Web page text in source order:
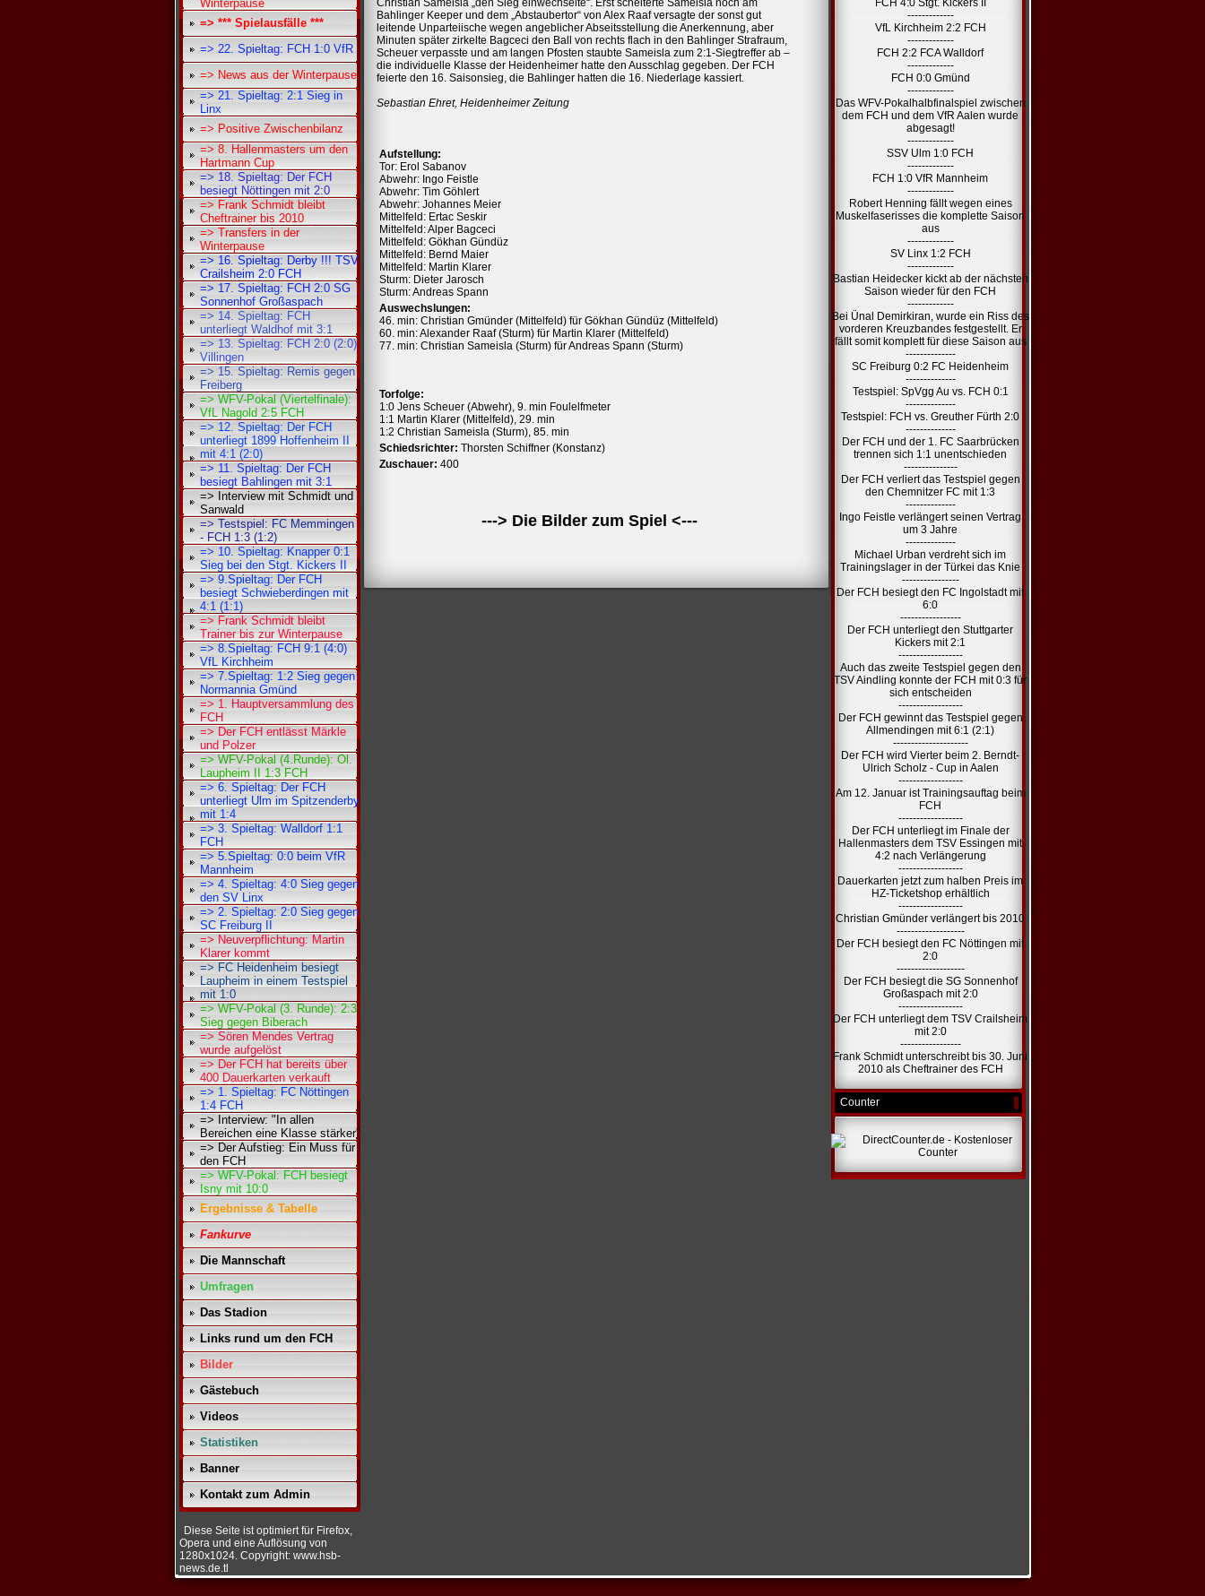
Winterpause
=> *** Spielausfälle ***
=> 22. Spieltag: FCH 1:0 VfR
=> News aus der Winterpause
=> 21. Spieltag: 2:1 Sieg in
Linx
=> Positive Zwischenbilanz
=> 8. Hallenmasters um den
Hartmann Cup
=> 18. Spieltag: Der FCH
besiegt Nöttingen mit 2:0
=> Frank Schmidt bleibt
Cheftrainer bis 2010
=> Transfers in der
Winterpause
=> 16. Spieltag: Derby !!! TSV
Crailsheim 2:0 FCH
=> 17. Spieltag: FCH 2:0 SG
Sonnenhof Großaspach
=> 14. Spieltag: FCH
unterliegt Waldhof mit 3:1
=> 13. Spieltag: FCH 2:0 (2:0)
Villingen
=> 15. Spieltag: Remis gegen
Freiberg
=> WFV-Pokal (Viertelfinale):
VfL Nagold 2:5 FCH
=> 12. Spieltag: Der FCH
unterliegt 1899 Hoffenheim II
mit 4:1 (2:0)
=> 11. Spieltag: Der FCH
besiegt Bahlingen mit 3:1
=> Interview mit Schmidt und
Sanwald
=> Testspiel: FC Memmingen
- FCH 1:3 (1:2)
=> 10. Spieltag: Knapper 0:1
Sieg bei den Stgt. Kickers II
=> 9.Spieltag: Der FCH
besiegt Schwieberdingen mit
4:1 (1:1)
=> Frank Schmidt bleibt
Trainer bis zur Winterpause
=> 8.Spieltag: FCH 9:1 (4:0)
VfL Kirchheim
=> 7.Spieltag: 1:2 Sieg gegen
Normannia Gmünd
=> 1. Hauptversammlung des
FCH
=> Der FCH entlässt Märkle
und Polzer
=> WFV-Pokal (4.Runde): Ol.
Laupheim II 1:3 FCH
=> 6. Spieltag: Der FCH
unterliegt Ulm im Spitzenderby
mit 1:4
=> 3. Spieltag: Walldorf 1:1
FCH
=> 5.Spieltag: 0:0 beim VfR
Mannheim
=> 4. Spieltag: 4:0 Sieg gegen
den SV Linx
=> 2. Spieltag: 2:0 Sieg gegen
SC Freiburg II
=> Neuverpflichtung: Martin
Klarer kommt
=> FC Heidenheim besiegt
Laupheim in einem Testspiel
mit 1:0
=> WFV-Pokal (3. Runde): 2:3
Sieg gegen Biberach
=> Sören Mendes Vertrag
wurde aufgelöst
=> Der FCH hat bereits über
400 Dauerkarten verkauft
=> 1. Spieltag: FC Nöttingen
1:4 FCH
=> Interview: "In allen
Bereichen eine Klasse stärker"
=> Der Aufstieg: Ein Muss für
den FCH
=> WFV-Pokal: FCH besiegt
Isny mit 10:0
Ergebnisse & Tabelle
Fankurve
Die Mannschaft
Umfragen
Das Stadion
Links rund um den FCH
Bilder
Gästebuch
Videos
Statistiken
Banner
Kontakt zum Admin
Diese Seite ist optimiert für Firefox,
Opera und eine Auflösung von
1280x1024. Copyright: www.hsb-
news.de.tl
Christian Sameisla „den Sieg einwechselte“. Erst scheiterte Sameisla noch am
Bahlinger Keeper und dem „Abstaubertor“ von Alex Raaf versagte der sonst gut
leitende Unparteiische wegen angeblicher Abseitsstellung die Anerkennung, aber
Minuten später zirkelte Bagceci den Ball von rechts flach in den Bahlinger Strafraum,
Scheuer verpasste und am langen Pfosten staubte Sameisla zum 2:1-Siegtreffer ab –
die individuelle Klasse der Heidenheimer hatte den Ausschlag gegeben. Der FCH
feierte den 16. Saisonsieg, die Bahlinger hatten die 16. Niederlage kassiert.
Sebastian Ehret, Heidenheimer Zeitung
Aufstellung:
Tor: Erol Sabanov
Abwehr: Ingo Feistle
Abwehr: Tim Göhlert
Abwehr: Johannes Meier
Mittelfeld: Ertac Seskir
Mittelfeld: Alper Bagceci
Mittelfeld: Gökhan Gündüz
Mittelfeld: Bernd Maier
Mittelfeld: Martin Klarer
Sturm: Dieter Jarosch
Sturm: Andreas Spann
Auswechslungen:
46. min: Christian Gmünder (Mittelfeld) für Gökhan Gündüz (Mittelfeld)
60. min: Alexander Raaf (Sturm) für Martin Klarer (Mittelfeld)
77. min: Christian Sameisla (Sturm) für Andreas Spann (Sturm)
Torfolge:
1:0 Jens Scheuer (Abwehr), 9. min Foulelfmeter
1:1 Martin Klarer (Mittelfeld), 29. min
1:2 Christian Sameisla (Sturm), 85. min
Schiedsrichter: Thorsten Schiffner (Konstanz)
Zuschauer: 400
---> Die Bilder zum Spiel <---
FCH 4:0 Stgt. Kickers II
-------------
VfL Kirchheim 2:2 FCH
-------------
FCH 2:2 FCA Walldorf
-------------
FCH 0:0 Gmünd
-------------
Das WFV-Pokalhalbfinalspiel zwischen
dem FCH und dem VfR Aalen wurde
abgesagt!
-------------
SSV Ulm 1:0 FCH
-------------
FCH 1:0 VfR Mannheim
-------------
Robert Henning fällt wegen eines
Muskelfaserisses die komplette Saison
aus
-------------
SV Linx 1:2 FCH
-------------
Bastian Heidecker kickt ab der nächsten
Saison wieder für den FCH
-------------
Bei Ünal Demirkiran, wurde ein Riss des
vorderen Kreuzbandes festgestellt. Er
fällt somit komplett für diese Saison aus
--------------
SC Freiburg 0:2 FC Heidenheim
--------------
Testspiel: SpVgg Au vs. FCH 0:1
--------------
Testspiel: FCH vs. Greuther Fürth 2:0
--------------
Der FCH und der 1. FC Saarbrücken
trennen sich 1:1 unentschieden
---------------
Der FCH verliert das Testspiel gegen
den Chemnitzer FC mit 1:3
--------------
Ingo Feistle verlängert seinen Vertrag
um 3 Jahre
--------------
Michael Urban verdreht sich im
Trainingslager in der Türkei das Knie
----------------
Der FCH besiegt den FC Ingolstadt mit
6:0
-----------------
Der FCH unterliegt den Stuttgarter
Kickers mit 2:1
------------------
Auch das zweite Testspiel gegen den
TSV Aindling konnte der FCH mit 0:3 für
sich entscheiden
------------------
Der FCH gewinnt das Testspiel gegen
Allmendingen mit 6:1 (2:1)
---------------------
Der FCH wird Vierter beim 2. Berndt-
Ulrich Scholz - Cup in Aalen
------------------
Am 12. Januar ist Trainingsauftag beim
FCH
------------------
Der FCH unterliegt im Finale der
Hallenmasters dem TSV Essingen mit
4:2 nach Verlängerung
------------------
Dauerkarten jetzt zum halben Preis im
HZ-Ticketshop erhältlich
------------------
Christian Gmünder verlängert bis 2010
-------------------
Der FCH besiegt den FC Nöttingen mit
2:0
-------------------
Der FCH besiegt die SG Sonnenhof
Großaspach mit 2:0
------------------
Der FCH unterliegt dem TSV Crailsheim
mit 2:0
-----------------
Frank Schmidt unterschreibt bis 30. Juni
2010 als Cheftrainer des FCH
Counter